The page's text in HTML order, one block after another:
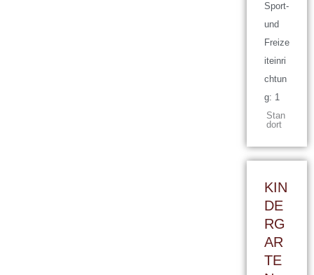
Sport-
und
Freize
iteinri
chtun
g: 1
Stan
dort
KIN
DE
RG
AR
TE